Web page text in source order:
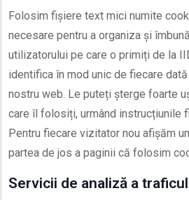
Folosim fișiere text mici numite
necesare pentru a organiza și
utilizatorului pe care o primiți de la
identifica în mod unic de fiecare
nostru web. Le puteți șterge foarte
care îl folosiți, urmând instrucțiunile
Pentru fiecare vizitator nou afișăm
partea de jos a paginii că folosim
Servicii de analiză a